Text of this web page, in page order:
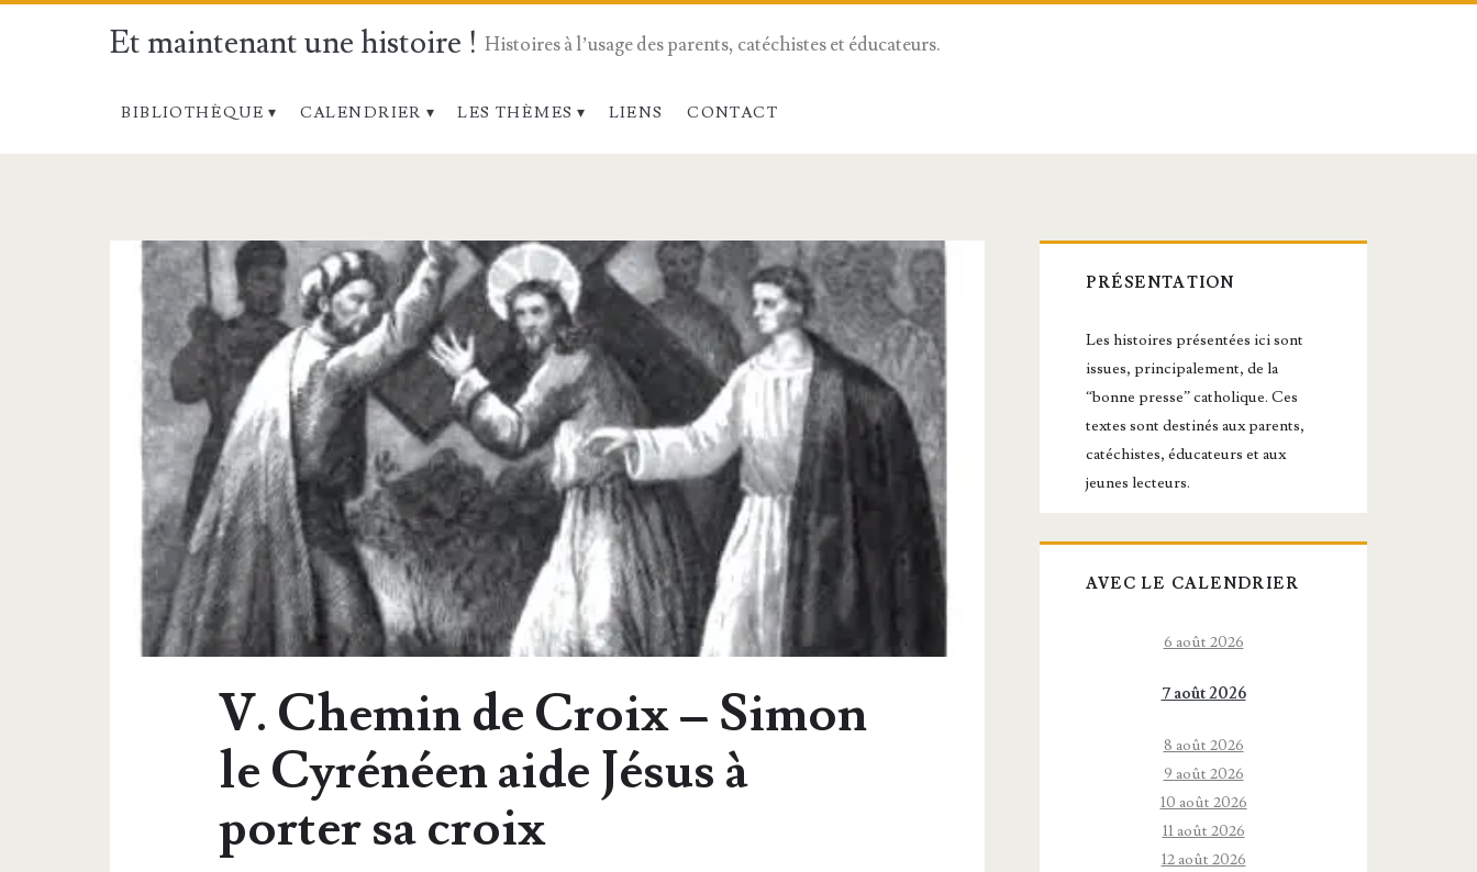
Et maintenant une histoire ! Histoires à l’usage des parents, catéchistes et éducateurs.
BIBLIOTHÈQUE CALENDRIER LES THÈMES LIENS CONTACT
V. Chemin de Croix – Simon
le Cyrénéen aide Jésus à
porter sa croix
Barre
latérale
principale
PRÉSENTATION
Les histoires présentées ici sont
issues, principalement, de la
“bonne presse” catholique. Ces
textes sont destinés aux parents,
catéchistes, éducateurs et aux
jeunes lecteurs.
AVEC LE CALENDRIER
6 août 2026
7 août 2026
8 août 2026
9 août 2026
10 août 2026
11 août 2026
12 août 2026